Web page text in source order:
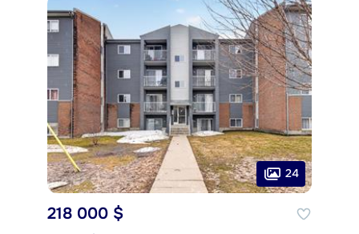
24
218 000 $